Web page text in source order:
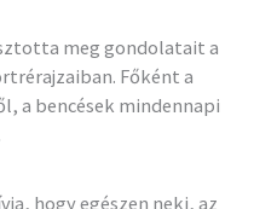
meg gondolatait a
Főként a
a bencések mindennapi
hogy egészen neki, az